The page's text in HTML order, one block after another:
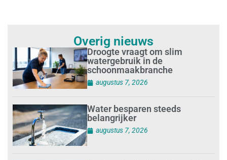
Overig nieuws
Droogte vraagt om slim
watergebruik in de
schoonmaakbranche
augustus 7, 2026
Water besparen steeds
belangrijker
augustus 7, 2026